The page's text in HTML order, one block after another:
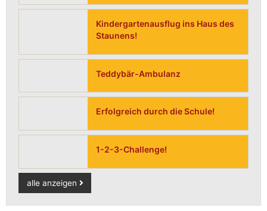
Kindergartenausflug ins Haus des
Staunens!
Teddybär-Ambulanz
Erfolgreich durch die Schule!
1-2-3-Challenge!
alle anzeigen